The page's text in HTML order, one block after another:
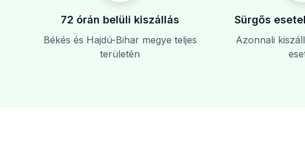
72 órán belüli kiszállás
Békés és Hajdú-Bihar megye teljes
területén
Sürgős
Azonnali